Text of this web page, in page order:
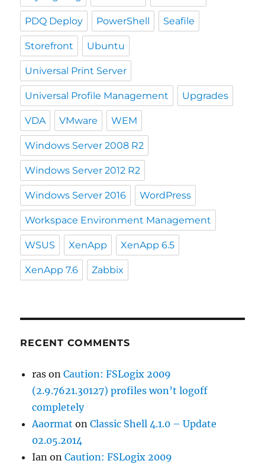
PDQ Deploy PowerShell Seafile
Storefront Ubuntu
Universal Print Server
Universal Profile Management Upgrades
VDA VMware WEM
Windows Server 2008 R2
Windows Server 2012 R2
Windows Server 2016 WordPress
Workspace Environment Management
WSUS XenApp XenApp 6.5
XenApp 7.6 Zabbix
RECENT COMMENTS
ras onCaution: FSLogix 2009
(2.9.7621.30127) profiles won’t logoff
completely
Aaormat onClassic Shell 4.1.0 – Update
02.05.2014
Ian onCaution: FSLogix 2009